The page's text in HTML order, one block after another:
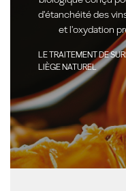
d'étanchéité des
et l'oxydation
LE TRAITEMENT DE
LIÈGE NATUREL